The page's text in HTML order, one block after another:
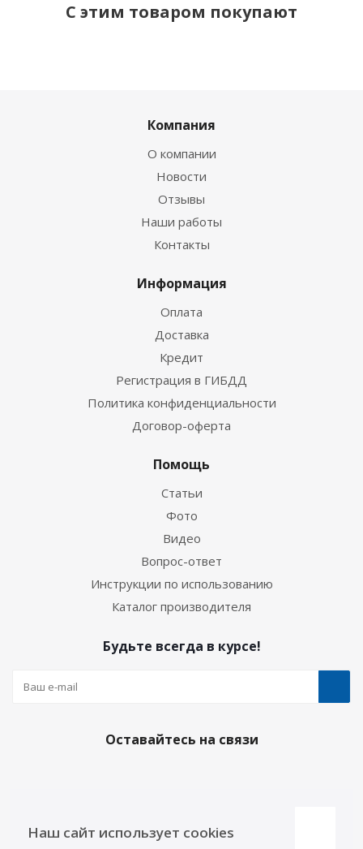
С этим товаром покупают
Компания
О компании
Новости
Отзывы
Наши работы
Контакты
Информация
Оплата
Доставка
Кредит
Регистрация в ГИБДД
Политика конфиденциальности
Договор-оферта
Помощь
Статьи
Фото
Видео
Вопрос-ответ
Инструкции по использованию
Каталог производителя
Будьте всегда в курсе!
Оставайтесь на связи
Наш сайт использует cookies